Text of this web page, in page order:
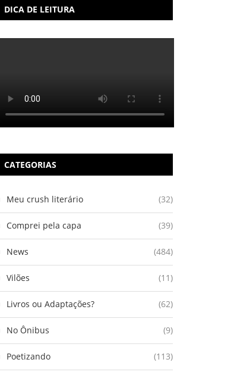
DICA DE LEITURA
CATEGORIAS
Meu crush literário (32)
Comprei pela capa (39)
News (484)
Vilões (11)
Livros ou Adaptações? (62)
No Ônibus (9)
Poetizando (113)